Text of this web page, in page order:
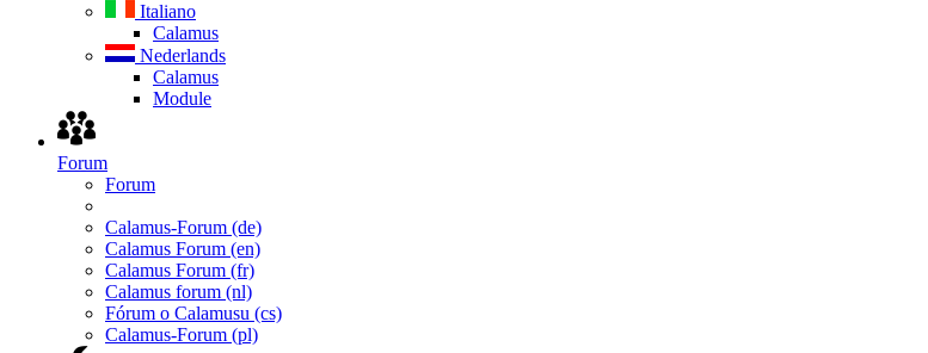
Italiano
Calamus
Nederlands
Calamus
Module
Forum
Forum
Calamus-Forum (de)
Calamus Forum (en)
Calamus Forum (fr)
Calamus forum (nl)
Fórum o Calamusu (cs)
Calamus-Forum (pl)